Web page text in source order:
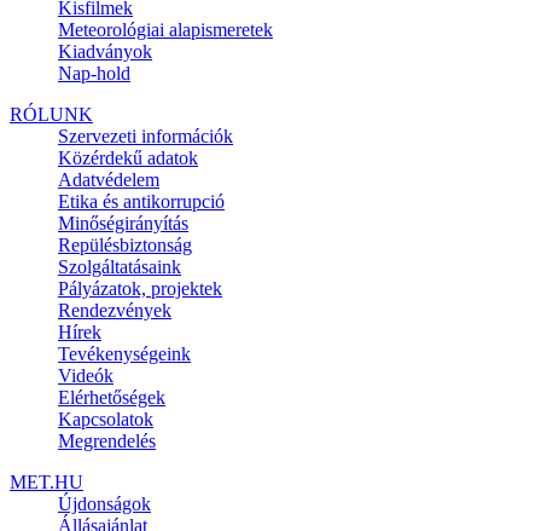
Kisfilmek
Meteorológiai alapismeretek
Kiadványok
Nap-hold
RÓLUNK
Szervezeti információk
Közérdekű adatok
Adatvédelem
Etika és antikorrupció
Minőségirányítás
Repülésbiztonság
Szolgáltatásaink
Pályázatok, projektek
Rendezvények
Hírek
Tevékenységeink
Videók
Elérhetőségek
Kapcsolatok
Megrendelés
MET.HU
Újdonságok
Állásajánlat